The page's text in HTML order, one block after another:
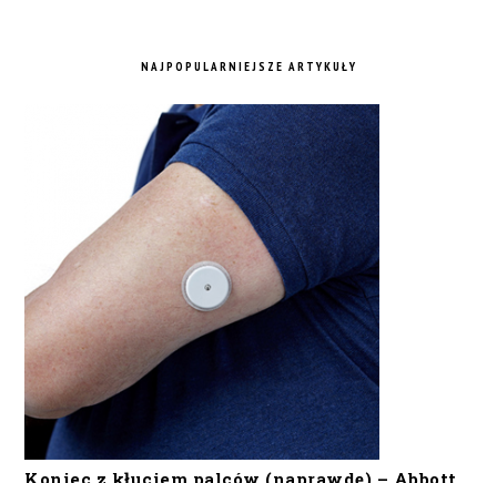
NAJPOPULARNIEJSZE ARTYKUŁY
Koniec z kłuciem palców (naprawdę) – Abbott